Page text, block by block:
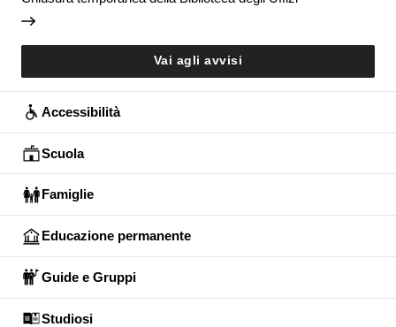
Vai agli avvisi
Accessibilità
Scuola
Famiglie
Educazione permanente
Guide e Gruppi
Studiosi